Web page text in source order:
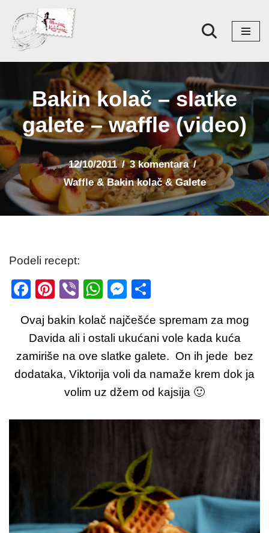
Skoči
na
sadržaj
Bakin kolač – slatke
galete – waffle (video)
12/10/2011
3 komentara
Waffle & Bakin kolač & Galete
Podeli recept:
F
c
e
b
o
k
Pi
er
e
st
Vi
er
W
at
s
A
p
M
ss
e
n
g
ar
e
Ovaj bakin kolač najčešće spremam za mog
Davida ali i ostali ukućani vole kada kuća
zamiriše na ove slatke galete. On ih jede bez
dodataka, Viktorija voli da namaže krem dok ja
volim uz džem od kajsija 🙂